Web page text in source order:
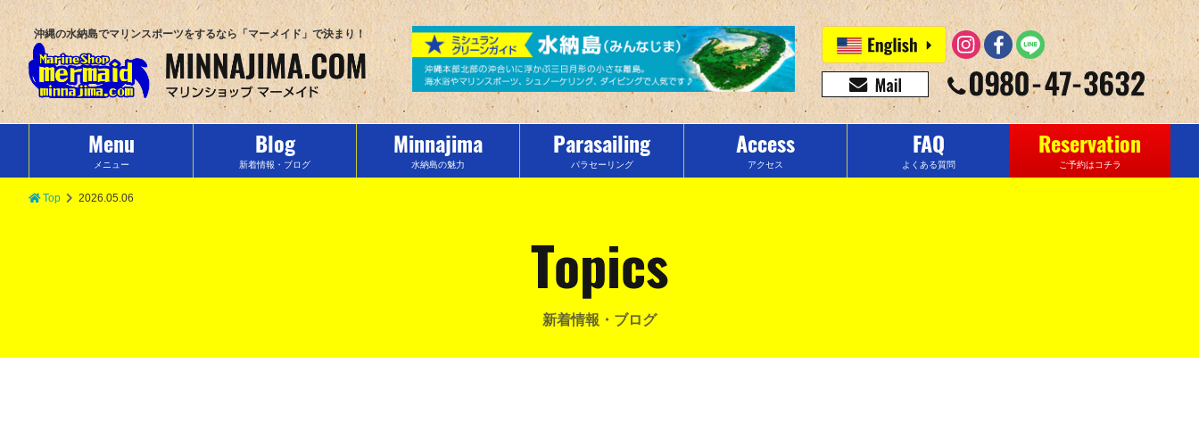
沖縄の水納島でマリンスポーツをするなら「マーメイド」で決まり！
Menu
メニュー
Blog
新着情報・ブログ
Minnajima
水納島の魅力
Parasailing
パラセーリング
Access
アクセス
FAQ
よくある質問
Reservation
ご予約はコチラ
Top 2026.05.06
Topics
新着情報・ブログ